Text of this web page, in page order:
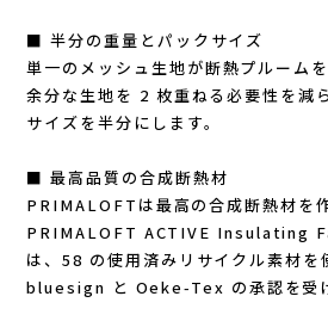
MYSTERY RANCH (ミステリーランチ)
New Era(ニューエラ)
New-HALE(ニューハレ)
NNORMAL(ノーマル)
NORTEC (ノルテック)
■ 半分の重量とパックサイズ
単一のメッシュ生地が断熱プルーム
余分な生地を 2 枚重ねる必要性を減
サイズを半分にします。
■ 最高品質の合成断熱材
PRIMALOFTは最高の合成断熱材を
PRIMALOFT ACTIVE Insulating
は、58 の使用済みリサイクル素材を
bluesign と Oeke-Tex の承認を受け